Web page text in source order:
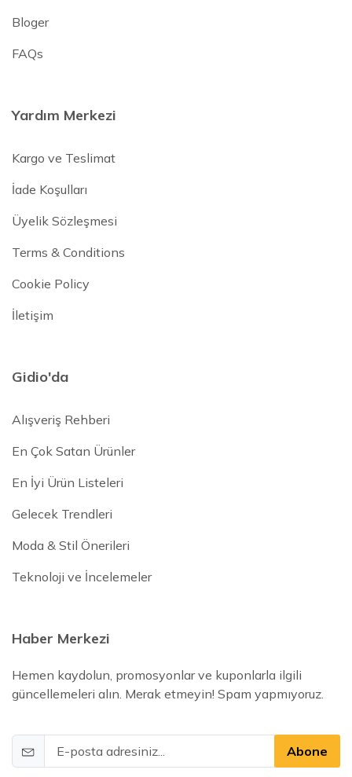
Bloger
FAQs
Yardım Merkezi
Kargo ve Teslimat
İade Koşulları
Üyelik Sözleşmesi
Terms & Conditions
Cookie Policy
İletişim
Gidio'da
Alışveriş Rehberi
En Çok Satan Ürünler
En İyi Ürün Listeleri
Gelecek Trendleri
Moda & Stil Önerileri
Teknoloji ve İncelemeler
Haber Merkezi
Hemen kaydolun, promosyonlar ve kuponlarla ilgili
güncellemeleri alın. Merak etmeyin! Spam yapmıyoruz.
Abone